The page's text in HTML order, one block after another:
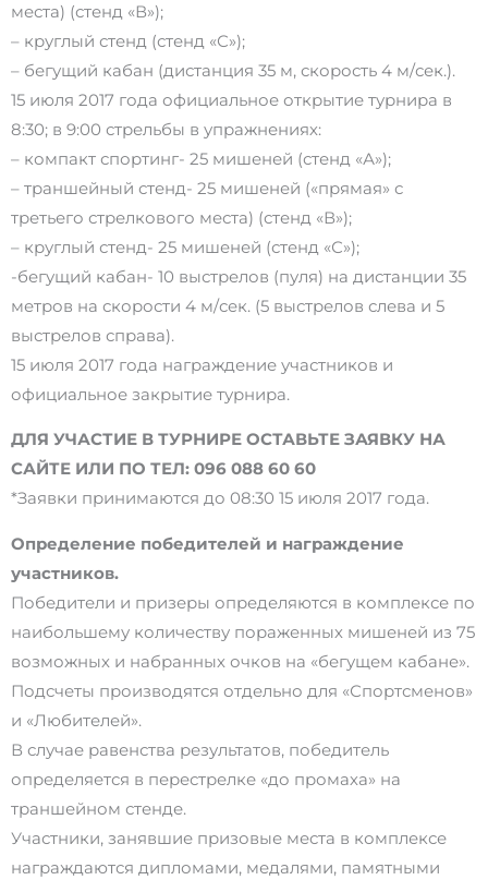
места) (стенд «В»);
– круглый стенд (стенд «С»);
– бегущий кабан (дистанция 35 м, скорость 4 м/сек.).
15 июля 2017 года официальное открытие турнира в
8:30; в 9:00 стрельбы в упражнениях:
– компакт спортинг- 25 мишеней (стенд «А»);
– траншейный стенд- 25 мишеней («прямая» с
третьего стрелкового места) (стенд «В»);
– круглый стенд- 25 мишеней (стенд «С»);
-бегущий кабан- 10 выстрелов (пуля) на дистанции 35
метров на скорости 4 м/сек. (5 выстрелов слева и 5
выстрелов справа).
15 июля 2017 года награждение участников и
официальное закрытие турнира.
ДЛЯ УЧАСТИЕ В ТУРНИРЕ ОСТАВЬТЕ ЗАЯВКУ НА
САЙТЕ ИЛИ ПО ТЕЛ: 096 088 60 60
*Заявки принимаются до 08:30 15 июля 2017 года.
Определение победителей и награждение
участников.
Победители и призеры определяются в комплексе по
наибольшему количеству пораженных мишеней из 75
возможных и набранных очков на «бегущем кабане».
Подсчеты производятся отдельно для «Спортсменов»
и «Любителей».
В случае равенства результатов, победитель
определяется в перестрелке «до промаха» на
траншейном стенде.
Участники, занявшие призовые места в комплексе
награждаются дипломами, медалями, памятными